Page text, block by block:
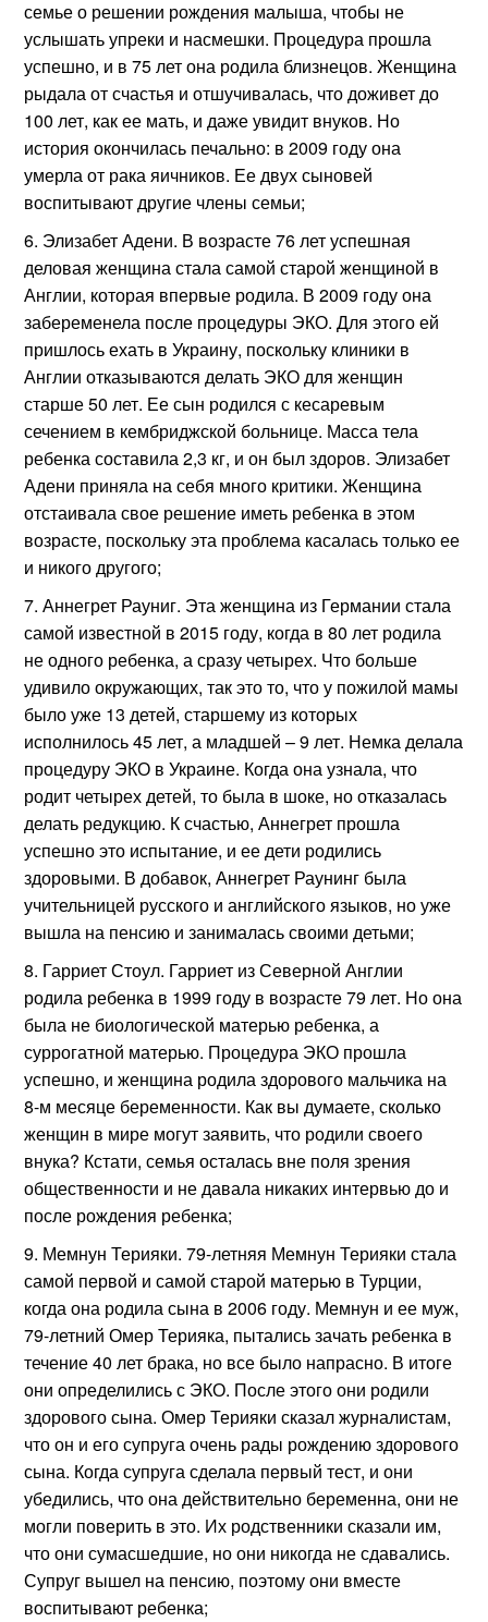
семье о решении рождения малыша, чтобы не
услышать упреки и насмешки. Процедура прошла
успешно, и в 75 лет она родила близнецов. Женщина
рыдала от счастья и отшучивалась, что доживет до
100 лет, как ее мать, и даже увидит внуков. Но
история окончилась печально: в 2009 году она
умерла от рака яичников. Ее двух сыновей
воспитывают другие члены семьи;
Элизабет Адени. В возрасте 76 лет успешная
деловая женщина стала самой старой женщиной в
Англии, которая впервые родила. В 2009 году она
забеременела после процедуры ЭКО. Для этого ей
пришлось ехать в Украину, поскольку клиники в
Англии отказываются делать ЭКО для женщин
старше 50 лет. Ее сын родился с кесаревым
сечением в кембриджской больнице. Масса тела
ребенка составила 2,3 кг, и он был здоров. Элизабет
Адени приняла на себя много критики. Женщина
отстаивала свое решение иметь ребенка в этом
возрасте, поскольку эта проблема касалась только ее
и никого другого;
Аннегрет Рауниг. Эта женщина из Германии стала
самой известной в 2015 году, когда в 80 лет родила
не одного ребенка, а сразу четырех. Что больше
удивило окружающих, так это то, что у пожилой мамы
было уже 13 детей, старшему из которых
исполнилось 45 лет, а младшей – 9 лет. Немка делала
процедуру ЭКО в Украине. Когда она узнала, что
родит четырех детей, то была в шоке, но отказалась
делать редукцию. К счастью, Аннегрет прошла
успешно это испытание, и ее дети родились
здоровыми. В добавок, Аннегрет Раунинг была
учительницей русского и английского языков, но уже
вышла на пенсию и занималась своими детьми;
Гарриет Стоул. Гарриет из Северной Англии
родила ребенка в 1999 году в возрасте 79 лет. Но она
была не биологической матерью ребенка, а
суррогатной матерью. Процедура ЭКО прошла
успешно, и женщина родила здорового мальчика на
8-м месяце беременности. Как вы думаете, сколько
женщин в мире могут заявить, что родили своего
внука? Кстати, семья осталась вне поля зрения
общественности и не давала никаких интервью до и
после рождения ребенка;
Мемнун Терияки. 79-летняя Мемнун Терияки стала
самой первой и самой старой матерью в Турции,
когда она родила сына в 2006 году. Мемнун и ее муж,
79-летний Омер Терияка, пытались зачать ребенка в
течение 40 лет брака, но все было напрасно. В итоге
они определились с ЭКО. После этого они родили
здорового сына. Омер Терияки сказал журналистам,
что он и его супруга очень рады рождению здорового
сына. Когда супруга сделала первый тест, и они
убедились, что она действительно беременна, они не
могли поверить в это. Их родственники сказали им,
что они сумасшедшие, но они никогда не сдавались.
Супруг вышел на пенсию, поэтому они вместе
воспитывают ребенка;